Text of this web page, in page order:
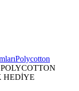
Polycotton
HEDİYE